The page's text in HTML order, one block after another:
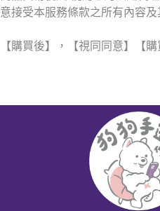
意接受本服務條款之所有內容及
【購買後】，【視同同意】【